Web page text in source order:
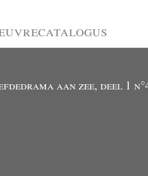
aan zee, deel 1